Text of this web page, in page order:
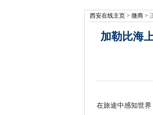
西安在线主页 > 微商 >
加勒比海
在旅途中感知世